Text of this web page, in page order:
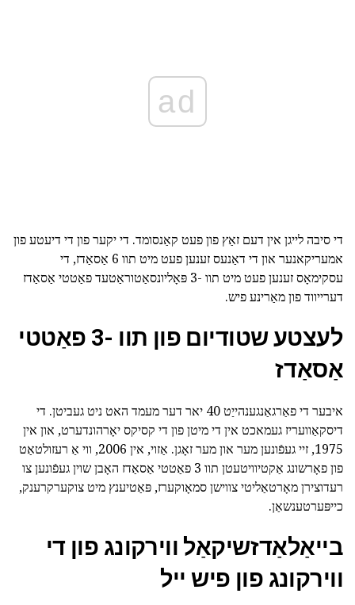
ad
די סיבה לייגן אין דעם זאַץ פון פעט קאַנסומד. די יקער פון די דיעטע פון
אמעריקאנער און די דאַנעס זענען פעט מיט תוו 6 אַסאַדז, די
עסקימאָס זענען פעט מיט תוו -3 פּאָליונסאַטוראַטעד פאַטטי אַסאַדז
דערייווד פון מאַרינע פיש.
לעצטע שטודיום פון תוו -3 פאַטטי
אַסאַדז
איבער די פאַרגאַנגענהייַט 40 יאר דער מעמד האט ניט געביטן. די
דיסקאַוועריז געמאכט אין די מיטן פון די קסיקס יאָרהונדערט, און אין
1975, זיי געפֿונען מער און מער זאָגן. אַזוי, אין 2006, ווי אַ רעזולטאַט
פון פאָרשונג אַקטיוויטעטן תוו 3 פאַטטי אַסאַדז האָבן שוין געפֿונען צו
רעדוצירן מאָרטאַליטי צווישן סמאָוקערז, פּאַטיענץ מיט צוקערקרענק,
כייפּערטענשאַן.
בייאַלאַדזשיקאַל ווירקונג פון די
ווירקונג פון פיש ייל